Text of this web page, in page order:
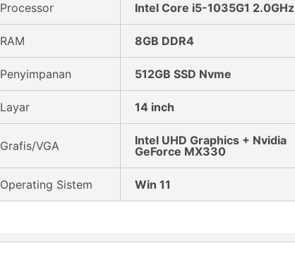
Processor Intel Core i5-1035G1 2.0GHz
RAM 8GB DDR4
Penyimpanan 512GB SSD Nvme
Layar 14 inch
Grafis/VGA
Intel UHD Graphics + Nvidia
GeForce MX330
Operating Sistem Win 11